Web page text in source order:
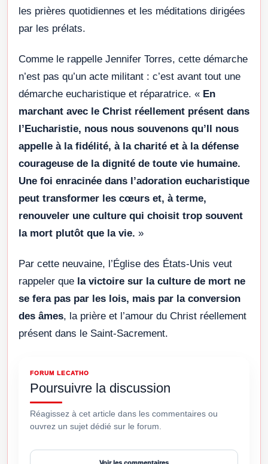
les prières quotidiennes et les méditations dirigées
par les prélats.
Comme le rappelle Jennifer Torres, cette démarche
n’est pas qu’un acte militant : c’est avant tout une
démarche eucharistique et réparatrice. « En
marchant avec le Christ réellement présent dans
l’Eucharistie, nous nous souvenons qu’Il nous
appelle à la fidélité, à la charité et à la défense
courageuse de la dignité de toute vie humaine.
Une foi enracinée dans l’adoration eucharistique
peut transformer les cœurs et, à terme,
renouveler une culture qui choisit trop souvent
la mort plutôt que la vie. »
Par cette neuvaine, l’Église des États-Unis veut
rappeler que la victoire sur la culture de mort ne
se fera pas par les lois, mais par la conversion
des âmes, la prière et l’amour du Christ réellement
présent dans le Saint-Sacrement.
FORUM LECATHO
Poursuivre la discussion
Réagissez à cet article dans les commentaires ou
ouvrez un sujet dédié sur le forum.
Voir les commentaires